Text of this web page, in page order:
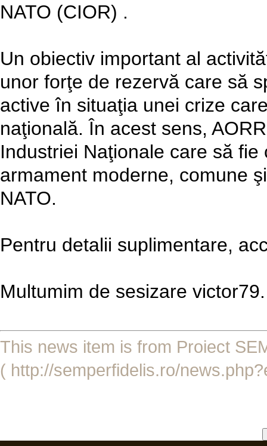
NATO (CIOR) .
Un obiectiv important al
unor forţe de rezervă care să
active în situaţia unei crize
naţională. În acest sens,
Industriei Naţionale care să
armament moderne, comune
NATO.
Pentru detalii suplimentare,
Multumim de sesizare victor79.
This news item is from Proiect
( http://semperfidelis.ro/